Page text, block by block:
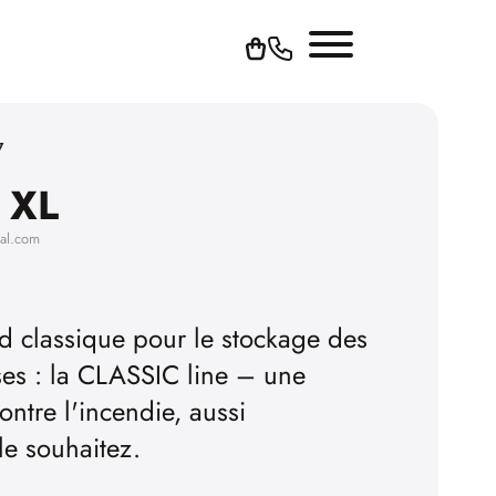
classique pour le stockage des
: la CLASSIC line – une
l'incendie, aussi
souhaitez.